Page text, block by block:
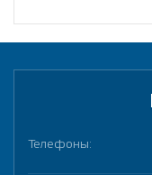
Телефоны: